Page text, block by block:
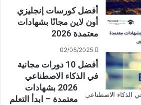
أفضل كورسات إنجليزي
أون لاين مجانًا بشهادات
معتمدة 2026
02/08/2025
أفضل 10 دورات مجانية
في الذكاء الاصطناعي
2026 بشهادات
معتمدة – ابدأ التعلم